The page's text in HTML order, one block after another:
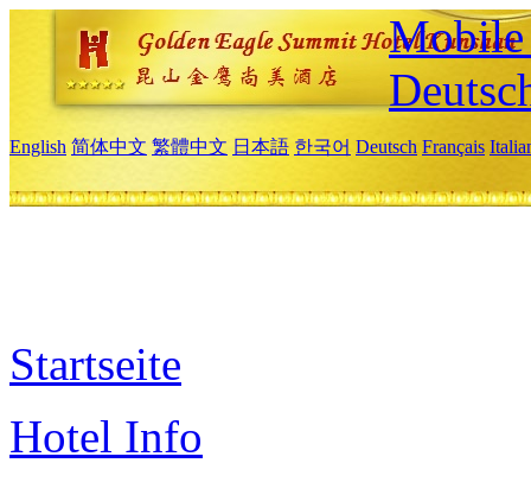
Mobile
English 简体中文 繁體中文 日本語 한국어 Deutsch Français
Startseite
Hotel Info